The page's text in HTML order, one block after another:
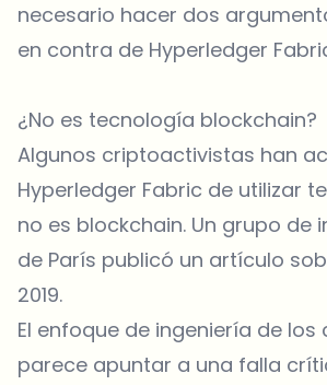
necesario hacer dos
en contra de Hyperledger
¿No es tecnología blockchain?
Algunos criptoactivistas han
Hyperledger Fabric de utilizar
no es blockchain. Un grupo de
de París publicó un artículo
2019.
El enfoque de ingeniería de los
parece apuntar a una falla